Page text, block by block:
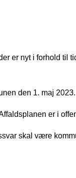
er nyt i forhold til
den 1. maj 2023.
er i
skal være